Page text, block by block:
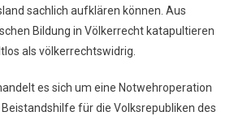
sachlich aufklären können. Aus
Bildung in Völkerrecht katapultieren
als völkerrechtswidrig.
es sich um eine Notwehroperation
für die Volksrepubliken des